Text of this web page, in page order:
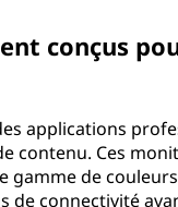
conçus
applications
contenu. Ces
gamme de
de connectivité